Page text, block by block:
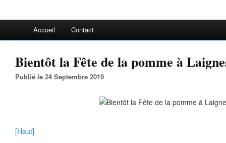
Accueil Contact
Bientôt la Fête de la pomme à
Publié le 24 Septembre 2019
[Haut]